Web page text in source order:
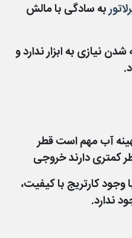
به سادگی با مالش
شدن نیازی به ابزار ندارد و
آب مهم است قطر
کمتری دارند خروجی
کارتریج با کیفیت،
ندارد.